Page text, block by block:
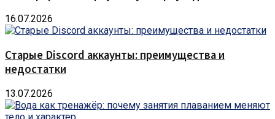
16.07.2026
Старые Discord аккаунты: преимущества и
недостатки
13.07.2026